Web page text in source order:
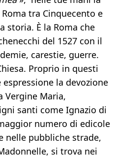
tra Cinquecento e
storia. È la Roma che
del 1527 con il
carestie, guerre.
Proprio in questi
la devozione
Vergine Maria,
santi come Ignazio di
numero di edicole
nelle pubbliche strade,
si trova nei